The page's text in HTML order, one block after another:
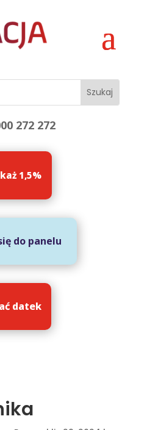
272 272
1,5%
do panelu
datek